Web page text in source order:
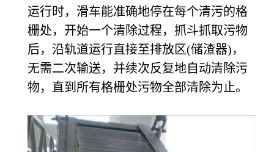
运行时，滑车能准确地停在每个清污的格
栅处，开始一个清除过程，抓斗抓取污物
后，沿轨道运行直接至排放区(储渣器)，
无需二次输送，并续次反复地自动清除污
物，直到所有格栅处污物全部清除为止。